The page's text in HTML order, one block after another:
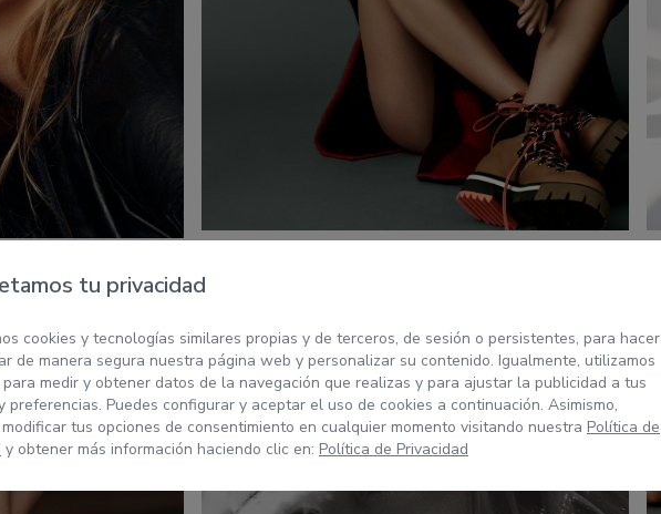
tu privacidad
cookies y tecnologías similares propias y de terceros, de sesión o persistentes, para hacer
de manera segura nuestra página web y personalizar su contenido. Igualmente, utilizamos
para medir y obtener datos de la navegación que realizas y para ajustar la publicidad a tus
preferencias. Puedes configurar y aceptar el uso de cookies a continuación. Asimismo,
tus opciones de consentimiento en cualquier momento visitando nuestra Política de
y obtener más información haciendo clic en: Política de Privacidad